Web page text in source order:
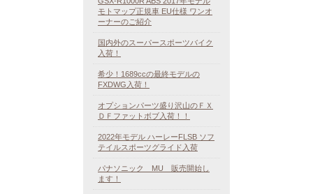
モトマップ正規車 EU仕様 ワンオ
ーナーのご紹介
国内外のスーパースポーツバイク
入荷！
希少！1689ccの最終モデルの
FXDWG入荷！
オプションパーツ盛り沢山のＦＸ
ＤＦファットボブ入荷！！
2022年モデル ハーレーFLSB ソフ
テイルスポーツグライド入荷
パナソニック MU 販売開始し
ます！